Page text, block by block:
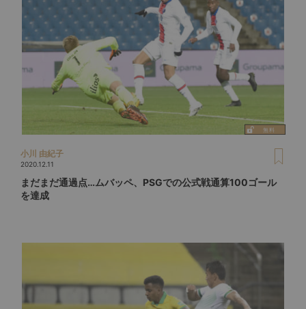
小川 由紀子
2020.12.11
まだまだ通過点…ムバッペ、PSGでの公式戦通算100ゴール
を達成